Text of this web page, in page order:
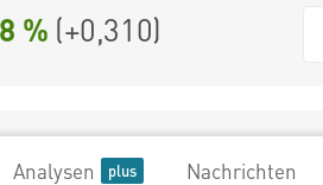
% (+0,310)
Analysen Nachrichten